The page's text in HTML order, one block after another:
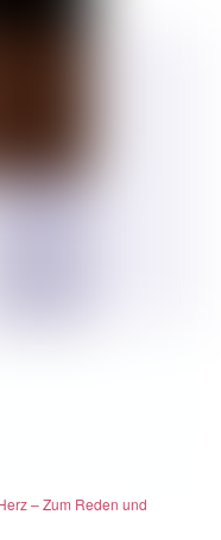
– Zum Reden und